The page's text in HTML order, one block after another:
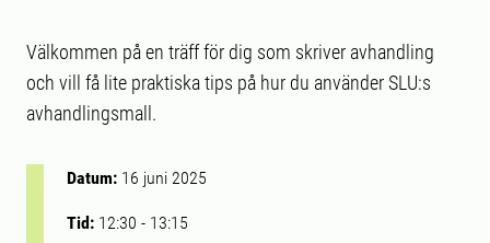
Välkommen på en träff för dig som skriver avhandling
och vill få lite praktiska tips på hur du använder SLU:s
avhandlingsmall.
Datum: 16 juni 2025
Tid: 12:30 - 13:15